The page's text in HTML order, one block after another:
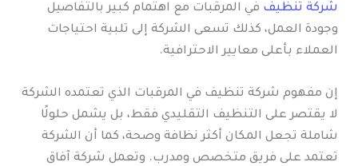
شركة تنظيف في المرقبات مع اهتمام كبير بالتفاصيل
وجودة العمل، كذلك تسعى الشركة إلى تلبية احتياجات
العملاء بأعلى معايير الاحترافية.
إن مفهوم شركة تنظيف في المرقبات الذي تعتمده الشركة
لا يقتصر على التنظيف التقليدي فقط، بل يشمل حلولًا
شاملة تجعل المكان أكثر نظافة وصحة، كما أن الشركة
تعتمد على فريق متخصص ومدرب. وتعمل شركة آفاق